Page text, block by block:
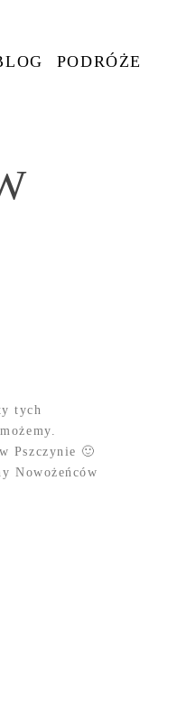
PODRÓŻE
tych
Pszczynie 🙂
Nowożeńców